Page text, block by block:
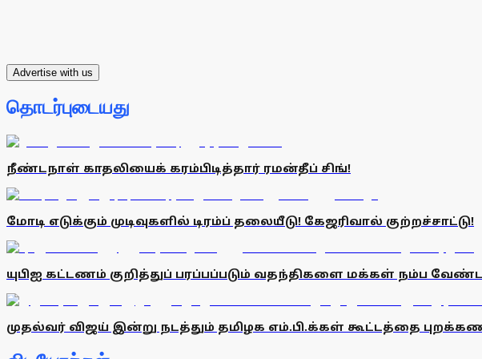
Advertise with us
தொடர்புடையது
நீண்டநாள் காதலியைக் கரம்பிடித்தார் ரமன்தீப் சிங்!
மோடி எடுக்கும் முடிவுகளில் டிரம்ப் தலையீடு! கேஜரிவால் குற்றச்சாட்டு!
யுபிஐ கட்டணம் குறித்துப் பரப்பப்படும் வதந்திகளை மக்கள் நம்ப
முதல்வர் விஜய் இன்று நடத்தும் தமிழக எம்.பி.க்கள் கூட்டத்தை